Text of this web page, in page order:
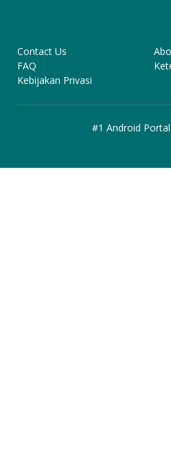
Contact Us
FAQ
Kebijakan Privasi
#1 Android